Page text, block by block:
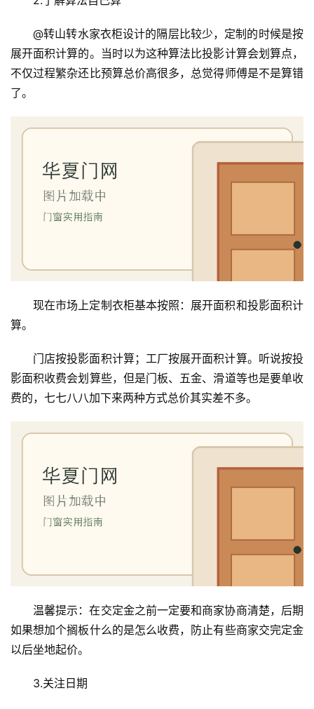
页
@转山转水家衣柜设计的隔层比较少，定制的时候是按
展开面积计算的。当时以为这种算法比投影计算会划算点，
不仅过程繁杂还比预算总价高很多，总觉得师傅是不是算错
了。
现在市场上定制衣柜基本按照：展开面积和投影面积计
算。
门店按投影面积计算；工厂按展开面积计算。听说按投
影面积收费会划算些，但是门板、五金、滑道等也是要单收
费的，七七八八加下来两种方式总价其实差不多。
温馨提示：在交定金之前一定要和商家协商清楚，后期
如果想加个搁板什么的是怎么收费，防止有些商家交完定金
以后坐地起价。
3.关注日期